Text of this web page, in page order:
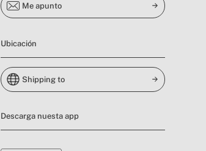
Me apunto
Ubicación
Shipping to
Descarga nuesta app